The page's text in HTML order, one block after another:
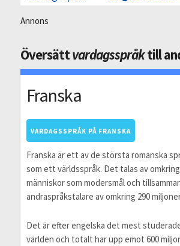
Annons
Översättvardagsspråktill
Franska
VARDAGSSPRÅK PÅ FRANSKA
Franska är ett av de största romanska
som ett världsspråk. Det talas av
människor som modersmål och
andraspråkstalare av omkring 290
Det är efter engelska det mest
världen och totalt har upp emot 600